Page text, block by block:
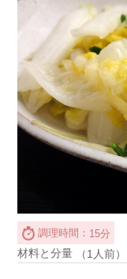
調理時間： 15分
材料と分量 （1人前）